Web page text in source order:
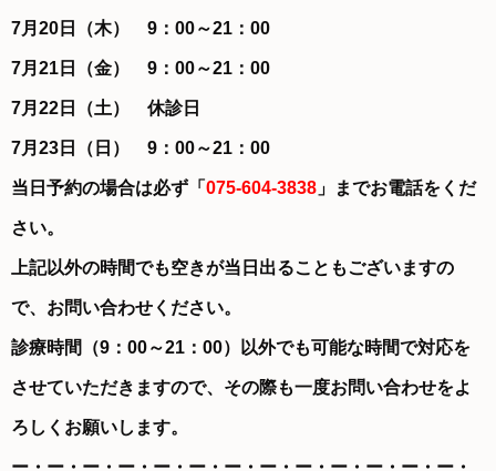
7月20日（木） 9 ：00～21：00
7月21日（金） 9：00～21：00
7月22日（土） 休診日
7月23日（日） 9 ：00～21：00
当日予約の場合は必ず「 075-604-3838 」までお電話をくだ
さい。
上記以外の時間でも空きが当日出ることもございますの
で、お問い合わせください。
診療時間（9：00～21：00）以外でも可能な時間で対応を
させていただきますので、その際も一度お問い合わせをよ
ろしくお願いします。